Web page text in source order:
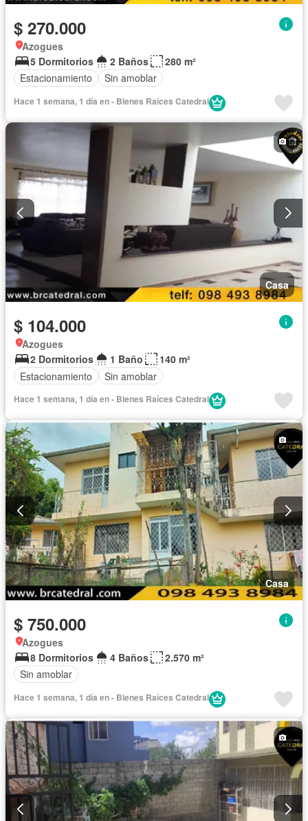
$ 270.000
Azogues
5 Dormitorios
2 Baños
280 m²
Estacionamiento
Sin amoblar
Hace 1 semana, 1 día en - Bienes Raíces Catedral
Casa
$ 104.000
Azogues
2 Dormitorios
1 Baño
140 m²
Estacionamiento
Sin amoblar
Hace 1 semana, 1 día en - Bienes Raíces Catedral
Casa
$ 750.000
Azogues
8 Dormitorios
4 Baños
2.570 m²
Sin amoblar
Hace 1 semana, 1 día en - Bienes Raíces Catedral